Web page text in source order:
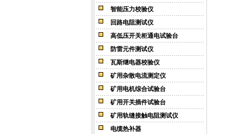
智能压力校验仪
回路电阻测试仪
高低压开关柜通电试验台
防雷元件测试仪
瓦斯继电器校验仪
矿用杂散电流测定仪
矿用电机综合试验台
矿用开关插件试验台
矿用轨缝接触电阻测试仪
电缆热补器